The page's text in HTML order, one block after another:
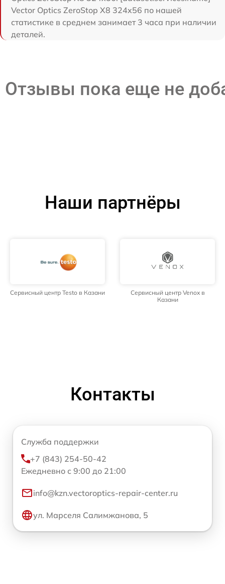
Vector Optics ZeroStop X8 324x56 по нашей
статистике в среднем занимает 3 часа при наличии
деталей.
Отзывы пока еще не
Наши партнёры
Сервисный центр Testo в Казани
Сервисный центр Venox в
Казани
Контакты
Служба поддержки
+7 (843) 254-50-42
Ежедневно с 9:00 до 21:00
info@kzn.vectoroptics-repair-center.ru
ул. Марселя Салимжанова, 5